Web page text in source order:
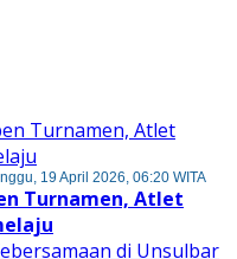
19 April 2026, 06:20 WITA
Turnamen, Atlet